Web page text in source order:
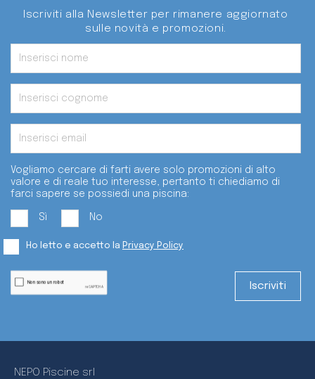
Iscriviti alla Newsletter per rimanere aggiornato
sulle novità e promozioni.
Vogliamo cercare di farti avere solo promozioni di alto
valore e di reale tuo interesse, pertanto ti chiediamo di
farci sapere se possiedi una piscina:
Sì No
Ho letto e accetto la Privacy Policy
NEPO Piscine srl